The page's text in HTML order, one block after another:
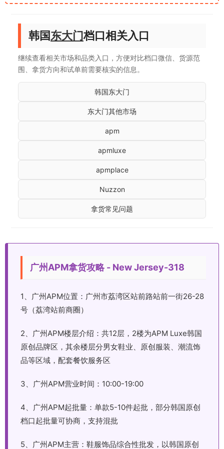
韩国东大门档口相关入口
继续查看相关市场和品类入口，方便对比档口微信、货源范
围、拿货方向和试单前需要核实的信息。
韩国东大门
东大门其他市场
apm
apmluxe
apmplace
Nuzzon
拿货常见问题
广州APM拿货攻略 - New Jersey-318
1、广州APM位置：广州市荔湾区站前路站前一街26-28
号（荔湾站前商圈）
2、广州APM楼层介绍：共12层，2楼为APM Luxe韩国
原创品牌区，其余楼层分男女鞋业、原创服装、潮流饰
品等区域，配套餐饮服务区
3、广州APM营业时间：10:00-19:00
4、广州APM起批量：单款5-10件起批，部分韩国原创
档口起批量可协商，支持混批
5、广州APM主营：鞋服饰品综合性批发，以韩国原创